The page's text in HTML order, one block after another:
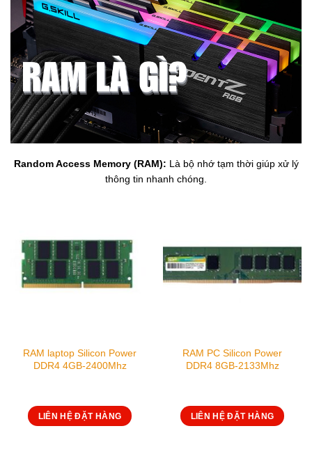
Random Access Memory (RAM): Là bộ nhớ tạm thời giúp xử lý
thông tin nhanh chóng.
RAM laptop Silicon Power
DDR4 4GB-2400Mhz
LIÊN HỆ ĐẶT HÀNG
RAM PC Silicon Power
DDR4 8GB-2133Mhz
LIÊN HỆ ĐẶT HÀNG